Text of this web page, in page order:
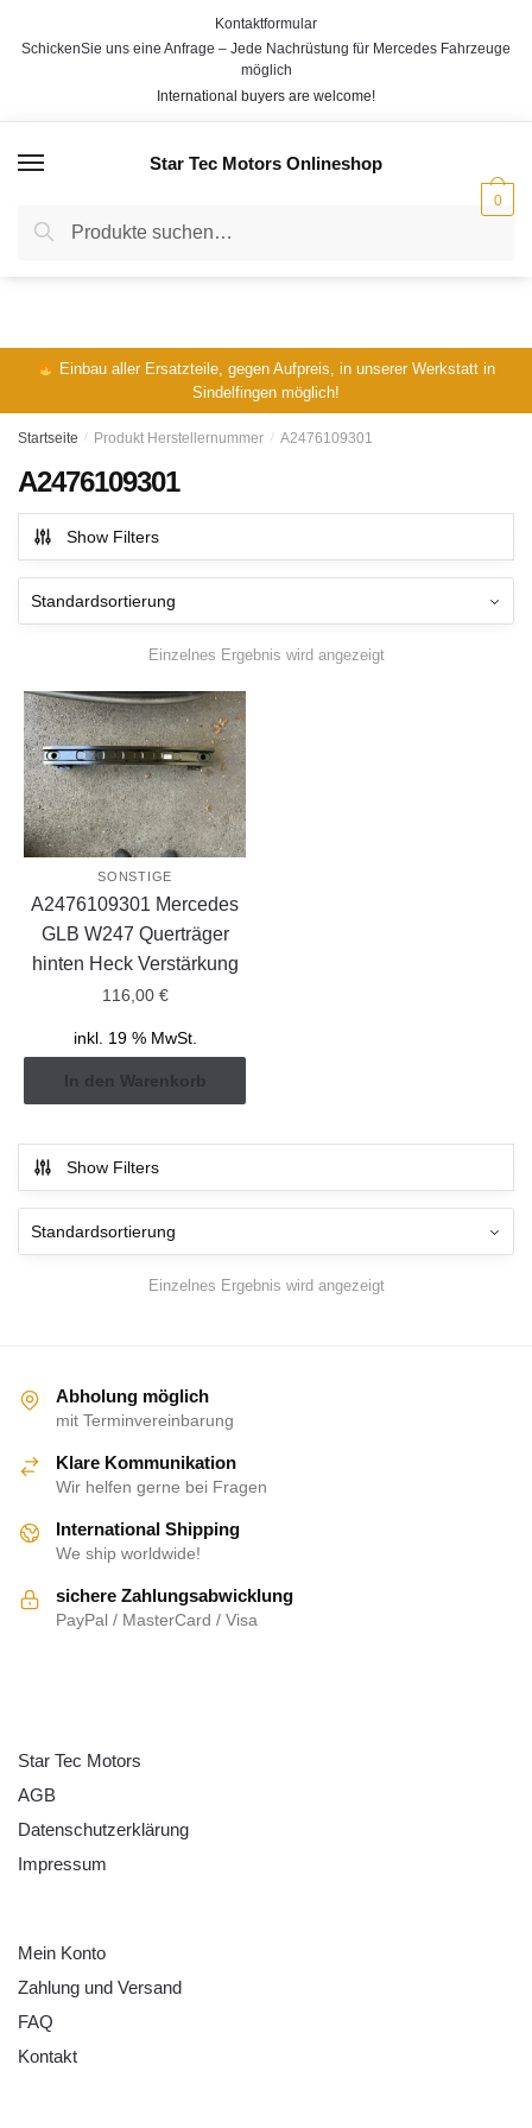
Kontaktformular
SchickenSie uns eine Anfrage – Jede Nachrüstung für Mercedes Fahrzeuge
möglich
International buyers are welcome!
Star Tec Motors Onlineshop
Suche
nach:
Suche
0
Einbau aller Ersatzteile, gegen Aufpreis, in unserer Werkstatt in
Sindelfingen möglich!
Startseite / Produkt Herstellernummer / A2476109301
A2476109301
Show Filters
Einzelnes Ergebnis wird angezeigt
SONSTIGE
A2476109301 Mercedes
GLB W247 Querträger
hinten Heck Verstärkung
116,00 €
inkl. 19 % MwSt.
In den Warenkorb
Show Filters
Einzelnes Ergebnis wird angezeigt
Abholung möglich
mit Terminvereinbarung
Klare Kommunikation
Wir helfen gerne bei Fragen
International Shipping
We ship worldwide!
sichere Zahlungsabwicklung
PayPal / MasterCard / Visa
Star Tec Motors
AGB
Datenschutzerklärung
Impressum
Mein Konto
Zahlung und Versand
FAQ
Kontakt